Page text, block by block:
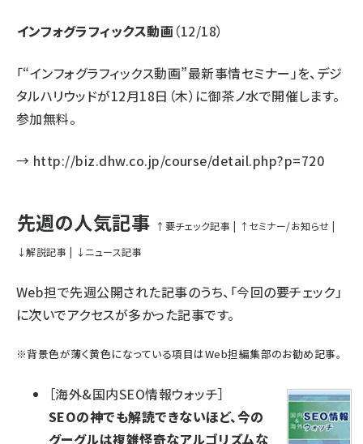
インフォグラフィックス動画（12/18）
「“インフォグラフィックス動画”最新事情セミナー」を、デジ
タルハリウッドが12月18日（木）に御茶ノ水で開催します。
参加無料。
→ http://biz.dhw.co.jp/course/detail.php?p=720
先週の人気記事 ↑要チェック記事 | ↑セミナー/お知らせ |
↓解説記事 | ↓ニュース記事
Web担で先週公開された記事のうち、「今回の要チェック」
に次いでアクセスが多かった記事です。
※背景色が薄く黄色になっている項目はWeb担編集部のお勧め記事。
［海外&国内SEO情報ウォッチ］
SEOの神でも解読できないほど、今の
グーグルは複雑怪奇なアルゴリズムな